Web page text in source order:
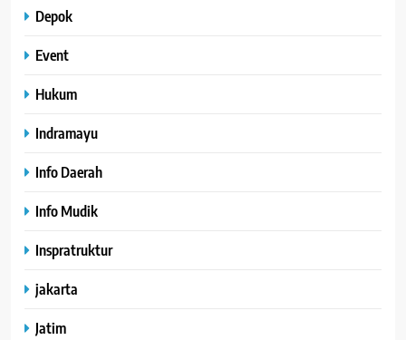
Depok
Event
Hukum
Indramayu
Info Daerah
Info Mudik
Inspratruktur
jakarta
Jatim